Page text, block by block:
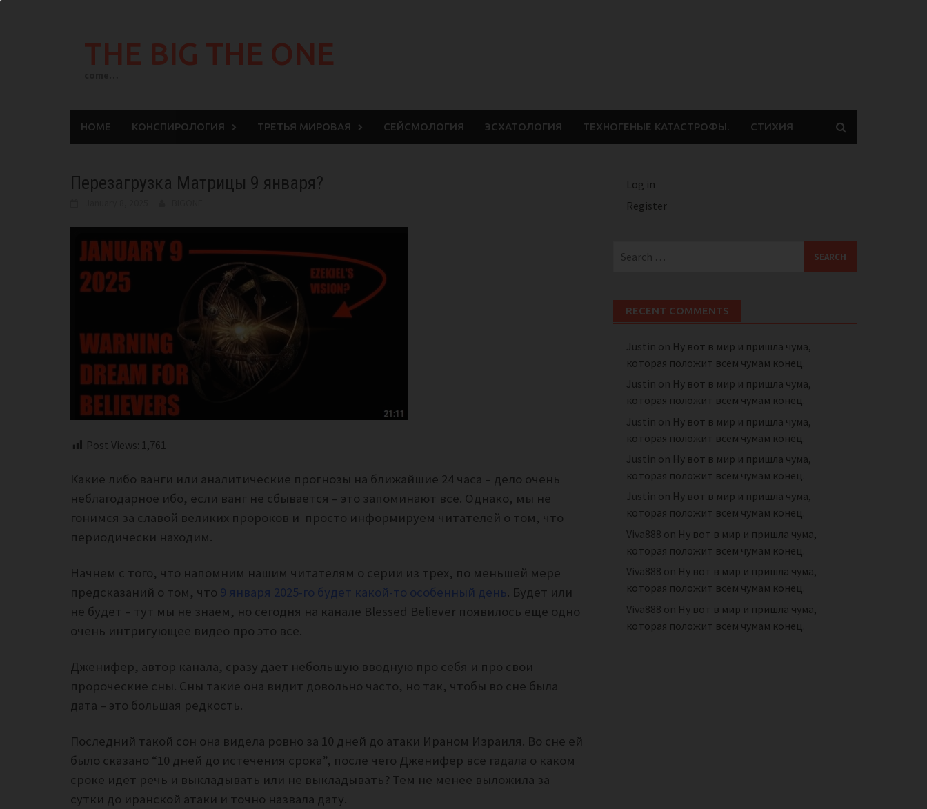
THE BIG THE ONE
HOME КОНСПИРОЛОГИЯ ТРЕТЬЯ МИРОВАЯ СЕЙСМОЛОГИЯ ЭСХАТОЛОГИЯ ТЕХНОГЕНЫЕ КАТАСТРОФЫ. СТИХИЯ
Перезагрузка Матрицы 9 января?
Post Views: 1,761
Какие либо ванги или аналитические прогнозы на ближайшие 24 часа – дело очень
неблагодарное ибо, если ванг не сбывается – это запоминают все. Однако, мы не
гонимся за славой великих пророков и просто информируем читателей о том, что
периодически находим.
Начнем с того, что напомним нашим читателям о серии из трех, по меньшей мере
предсказаний о том, что 9 января 2025-го будет какой-то особенный день. Будет или
не будет – тут мы не знаем, но сегодня на канале Blessed Believer появилось еще одно
очень интригующее видео про это все.
Дженифер, автор канала, сразу дает небольшую вводную про себя и про свои
пророческие сны. Сны такие она видит довольно часто, но так, чтобы во сне была
дата – это большая редкость.
Последний такой сон она видела ровно за 10 дней до атаки Ираном Израиля. Во сне ей
было сказано “10 дней до истечения срока”, после чего Дженифер все гадала о каком
сроке идет речь и выкладывать или не выкладывать? Тем не менее выложила за
сутки до иранской атаки и точно назвала дату.
Log in
Register
for:
RECENT COMMENTS
Justin on Ну вот в мир и пришла чума,
которая положит всем чумам конец.
Justin on Ну вот в мир и пришла чума,
которая положит всем чумам конец.
Justin on Ну вот в мир и пришла чума,
которая положит всем чумам конец.
Justin on Ну вот в мир и пришла чума,
которая положит всем чумам конец.
Justin on Ну вот в мир и пришла чума,
которая положит всем чумам конец.
Viva888 on Ну вот в мир и пришла чума,
которая положит всем чумам конец.
Viva888 on Ну вот в мир и пришла чума,
которая положит всем чумам конец.
Viva888 on Ну вот в мир и пришла чума,
которая положит всем чумам конец.